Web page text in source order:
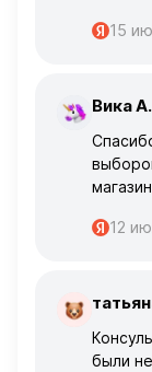
15
В Вика А.
12
Т
были